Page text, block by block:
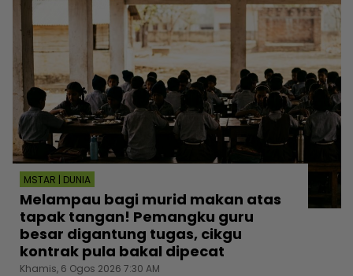
MSTAR | DUNIA
Melampau bagi murid makan atas
tapak tangan! Pemangku guru
besar digantung tugas, cikgu
kontrak pula bakal dipecat
Khamis, 6 Ogos 2026 7:30 AM